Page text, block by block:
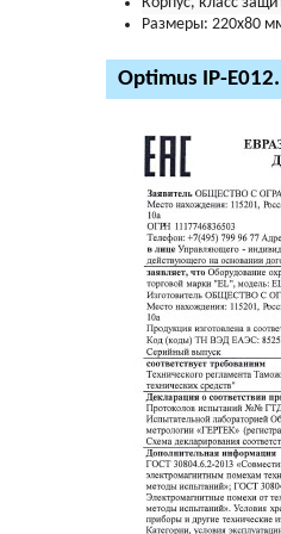
Размеры: 220х80
Optimus IP-